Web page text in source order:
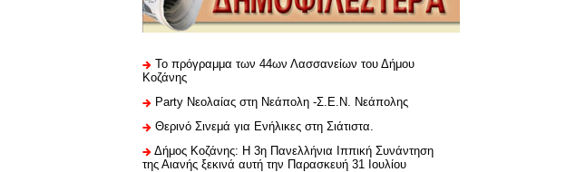
Το πρόγραμμα των 44ων Λασσανείων του Δήμου
Κοζάνης
Party Νεολαίας στη Νεάπολη -Σ.Ε.Ν. Νεάπολης
Θερινό Σινεμά για Ενήλικες στη Σιάτιστα.
Δήμος Κοζάνης: Η 3η Πανελλήνια Ιππική Συνάντηση
της Αιανής ξεκινά αυτή την Παρασκευή 31 Ιουλίου